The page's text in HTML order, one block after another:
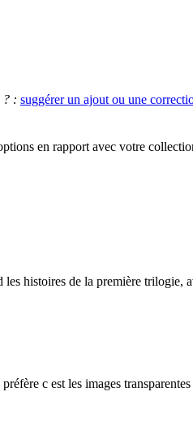
? : suggérer un ajout ou une
en rapport avec votre
histoires de la première trilogie,
c est les images